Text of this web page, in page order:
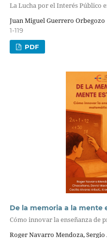
La Lucha por el Interés Público
Juan Miguel Guerrero Orbegozo
1-119
PDF
De la memoria a la mente
Cómo innovar la enseñanza de
Roger Navarro Mendoza,